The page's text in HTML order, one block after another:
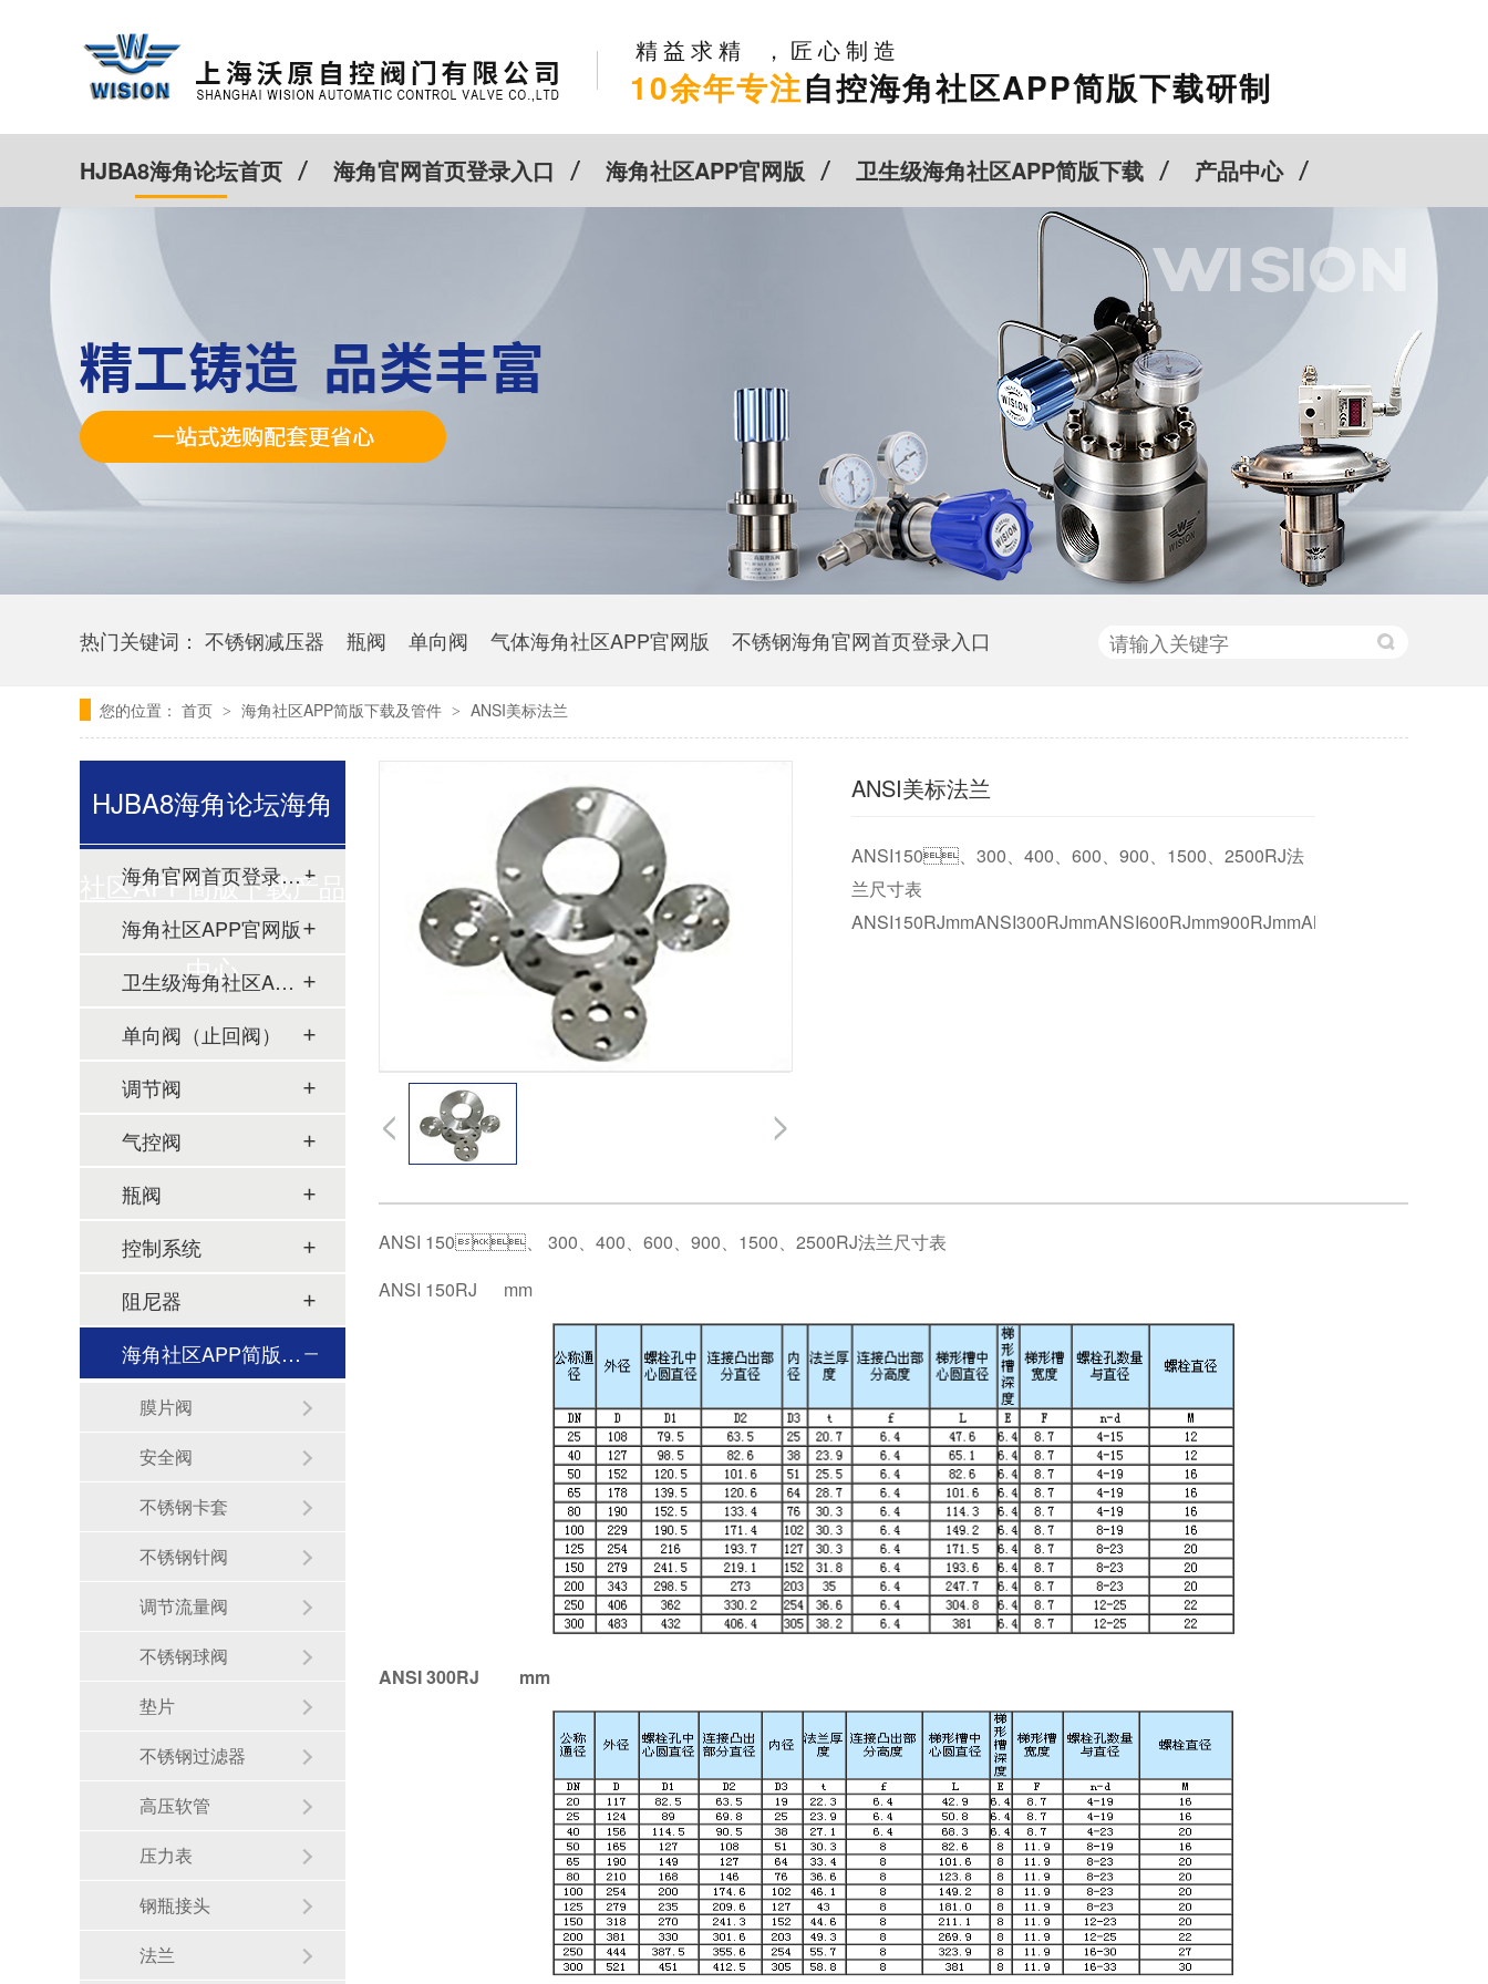
精益求精，匠心制造
10余年专注自控海角社区APP简版下载研制
021-60528933
HJBA8海角论坛首页 海角官网首页登录入口 海角社区APP官网版 卫生级海角社区APP简版下载 产品中心
特殊定制
热门关键词： 不锈钢减压器 瓶阀 单向阀 气体海角社区APP官网版 不锈钢海角官网首页登录入口
您的位置： 首页 > 海角社区APP简版下载及管件 > ANSI美标法兰
ANSI美标法兰
ANSI150、300、400、600、900、1500、2500RJ法
兰尺寸表
ANSI 150、 300、 400、 600、 900、 1500、 2500RJ法兰尺寸表
ANSI 150RJ mm
ANSI 300RJ mm
HJBA8海角论坛海角
社区APP简版下载产品
中心
海角官网首页登录入口
海角社区APP官网版
卫生级海角社区APP简版下载
单向阀（止回阀）
调节阀
气控阀
瓶阀
控制系统
阻尼器
海角社区APP简版下载及管件
膜片阀
安全阀
不锈钢卡套
不锈钢针阀
调节流量阀
不锈钢球阀
垫片
不锈钢过滤器
高压软管
压力表
钢瓶接头
法兰